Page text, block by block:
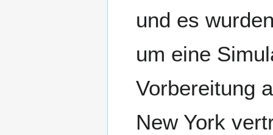
und es
um eine
Vorbereitung
New York